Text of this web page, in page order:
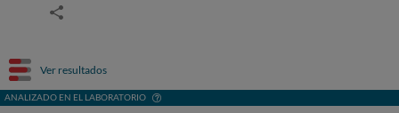
Ver resultados
ANALIZADO EN EL LABORATORIO